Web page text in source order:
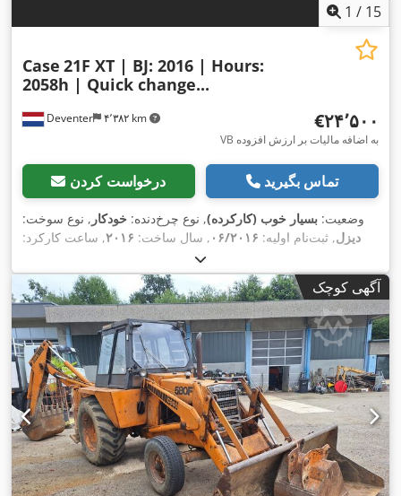
1 / 15
Deventer ۴٬۳۸۲ km
Case 21F XT | BJ: 2016 | Hours:
2058h | Quick change...
‎€۲۴٬۵۰۰
VB به اضافه مالیات بر ارزش افزوده
درخواست کردن تماس بگیرید
وضعیت: بسیار خوب (کارکرده), نوع چرخ‌دنده: خودکار , نوع سوخت:
دیزل, ثبت‌نام اولیه: ۰۶/۲۰۱۶ , سال ساخت: ۲۰۱۶, ساعت کارکرد:
آگهی کوچک